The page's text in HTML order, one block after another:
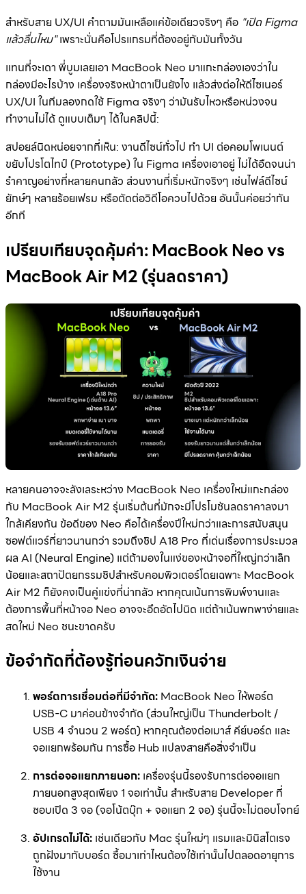
สำหรับสาย UX/UI คำถามมันเหลือแค่ข้อเดียวจริงๆ คือ "เปิด Figma
แล้วลื่นไหม"เพราะนั่นคือโปรแกรมที่ต้องอยู่กับมันทั้งวัน
แทนที่จะเดา พี่บูมเลยเอา MacBook Neo มาแกะกล่องเองว่าใน
กล่องมีอะไรบ้าง เครื่องจริงหน้าตาเป็นยังไง แล้วส่งต่อให้ดีไซเนอร์
UX/UI ในทีมลองกดใช้ Figma จริงๆ ว่ามันรับไหวหรือหน่วงจน
ทำงานไม่ได้ ดูแบบเต็มๆ ได้ในคลิปนี้:
สปอยล์นิดหน่อยจากที่เห็น: งานดีไซน์ทั่วไป ทำ UI ต่อคอมโพเนนต์
ขยับโปรโตไทป์ (Prototype) ใน Figma เครื่องเอาอยู่ ไม่ได้อืดจนน่า
รำคาญอย่างที่หลายคนกลัว ส่วนงานที่เริ่มหนักจริงๆ เช่นไฟล์ดีไซน์
ยักษ์ๆ หลายร้อยเฟรม หรือตัดต่อวิดีโอควบไปด้วย อันนั้นค่อยว่ากัน
อีกที
เปรียบเทียบจุดคุ้มค่า: MacBook Neo vs
MacBook Air M2 (รุ่นลดราคา)
หลายคนอาจจะลังเลระหว่าง MacBook Neo เครื่องใหม่แกะกล่อง
กับ MacBook Air M2 รุ่นเริ่มต้นที่มักจะมีโปรโมชันลดราคาลงมา
ใกล้เคียงกัน ข้อดีของ Neo คือได้เครื่องปีใหม่กว่าและการสนับสนุน
ซอฟต์แวร์ที่ยาวนานกว่า รวมถึงชิป A18 Pro ที่เด่นเรื่องการประมวล
ผล AI (Neural Engine) แต่ถ้ามองในแง่ของหน้าจอที่ใหญ่กว่าเล็ก
น้อยและสถาปัตยกรรมชิปสำหรับคอมพิวเตอร์โดยเฉพาะ MacBook
Air M2 ก็ยังคงเป็นคู่แข่งที่น่ากลัว หากคุณเน้นการพิมพ์งานและ
ต้องการพื้นที่หน้าจอ Neo อาจจะอึดอัดไปนิด แต่ถ้าเน้นพกพาง่ายและ
สดใหม่ Neo ชนะขาดครับ
ข้อจำกัดที่ต้องรู้ก่อนควักเงินจ่าย
พอร์ตการเชื่อมต่อที่มีจำกัด: MacBook Neo ให้พอร์ต
USB-C มาค่อนข้างจำกัด (ส่วนใหญ่เป็น Thunderbolt /
USB 4 จำนวน 2 พอร์ต) หากคุณต้องต่อเมาส์ คีย์บอร์ด และ
จอแยกพร้อมกัน การซื้อ Hub แปลงสายคือสิ่งจำเป็น
การต่อจอแยกภายนอก: เครื่องรุ่นนี้รองรับการต่อจอแยก
ภายนอกสูงสุดเพียง 1 จอเท่านั้น สำหรับสาย Developer ที่
ชอบเปิด 3 จอ (จอโน้ตบุ๊ก + จอแยก 2 จอ) รุ่นนี้จะไม่ตอบโจทย์
อัปเกรดไม่ได้: เช่นเดียวกับ Mac รุ่นใหม่ๆ แรมและมินิสโตเรจ
ถูกฝังมากับบอร์ด ซื้อมาเท่าไหนต้องใช้เท่านั้นไปตลอดอายุการ
ใช้งาน